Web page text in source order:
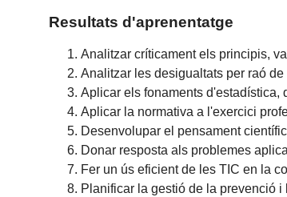
Resultats d'aprenentatge
Analitzar críticament els principis,
Analitzar les desigualtats per raó
Aplicar els fonaments d'estadística,
Aplicar la normativa a l'exercici
Desenvolupar el pensament
Donar resposta als problemes
Fer un ús eficient de les TIC en la
Planificar la gestió de la prevenció